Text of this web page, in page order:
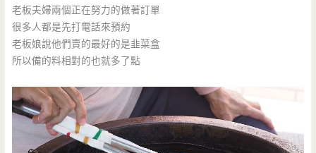
老板夫婦兩個正在努力的做著訂單
很多人都是先打電話來預約
老板娘說他們賣的最好的是韭菜盒
所以備的料相對的也就多了點